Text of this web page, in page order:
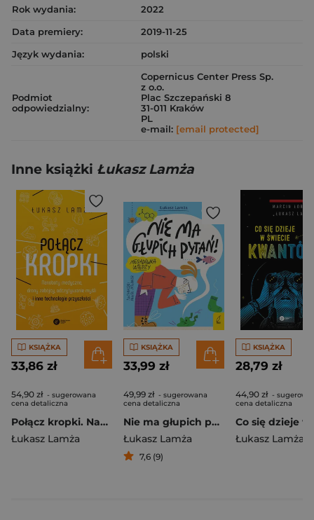
Rok wydania:
2022
Data premiery:
2019-11-25
Język wydania:
polski
Podmiot
odpowiedzialny:
Copernicus Center Press Sp.
z o.o.
Plac Szczepański 8
31-011 Kraków
PL
e-mail: [email protected]
Inne książki Łukasz Lamża
KSIĄŻKA
33,86 zł
54,90 zł - sugerowana
cena detaliczna
Połącz kropki. Nanoboty medyczne, drony zabójcy, odczytywanie myśli i inne technologie przyszłości
Łukasz Lamża
KSIĄŻKA
33,99 zł
49,99 zł - sugerowana
cena detaliczna
Nie ma głupich pytań!
Łukasz Lamża
7,6 (9)
KSIĄŻKA
28,79 zł
44,90 zł -
cena detaliczna
Łukasz Lamża